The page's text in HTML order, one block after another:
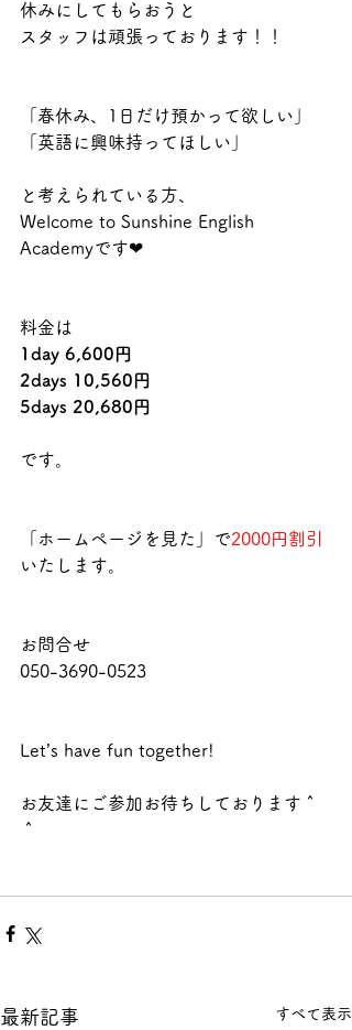
休みにしてもらおうと
スタッフは頑張っております！！
「春休み、1日だけ預かって欲しい」
「英語に興味持ってほしい」
と考えられている方、
Welcome to Sunshine English
Academyです❤
料金は
1day 6,600円
2days 10,560円
5days 20,680円
です。
「ホームページを見た」で2000円割引
いたします。
お問合せ
050-3690-0523
Let’s have fun together!
お友達にご参加お待ちしております＾
＾
最新記事 すべて表示